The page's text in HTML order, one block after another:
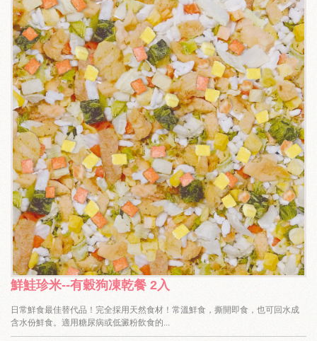
鮮鮭珍米--有穀狗凍乾餐 2入
日常鮮食最佳替代品！完全採用天然食材！常溫鮮食，撕開即食，也可回水成
含水份鮮食。適用糖尿病或低澱粉飲食的...